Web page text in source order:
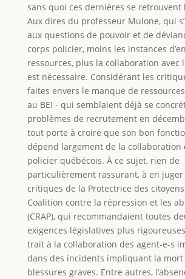
sans quoi ces dernières se retrouvent
Aux dires du professeur Mulone, qui
aux questions de pouvoir et de
corps policier, moins les instances
ressources, plus la collaboration avec
est nécessaire. Considérant les
faites envers le manque de
au BEI - qui semblaient déjà se
problèmes de recrutement en
tout porte à croire que son bon
dépend largement de la collaboration
policier québécois. À ce sujet, rien de
particulièrement rassurant, à en juger
critiques de la Protectrice des
Coalition contre la répression et les
(CRAP), qui recommandaient toutes
exigences législatives plus
trait à la collaboration des agent-e-s
dans des incidents impliquant la mort
blessures graves. Entre autres,